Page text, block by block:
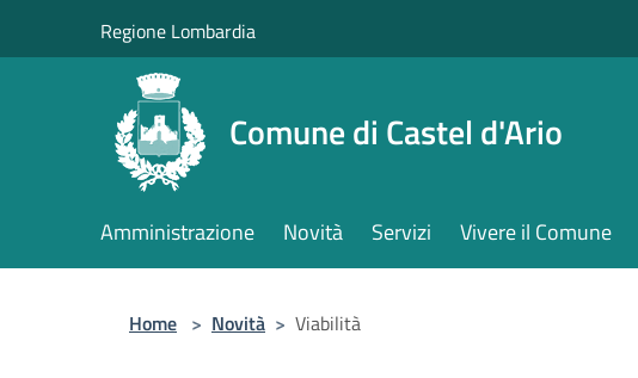
Regione Lombardia
Comune di Castel d'Ario
Amministrazione Novità Servizi Vivere il Comune
Home > Novità > Viabilità